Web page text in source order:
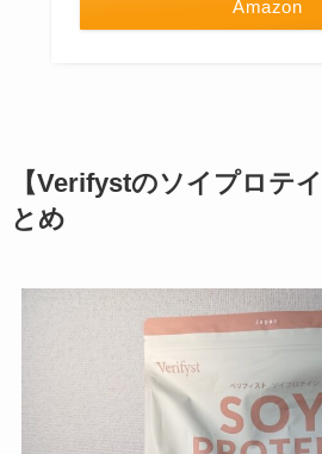
Amazon
【Verifystのソイプロテ
とめ